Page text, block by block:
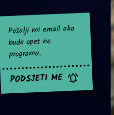
za sad nema
Pošalji mi email ako
bude opet na
programu.
PODSJETI ME